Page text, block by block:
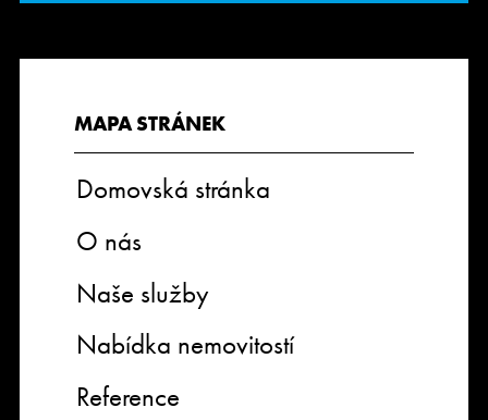
MAPA STRÁNEK
Domovská stránka
O nás
Naše služby
Nabídka nemovitostí
Reference